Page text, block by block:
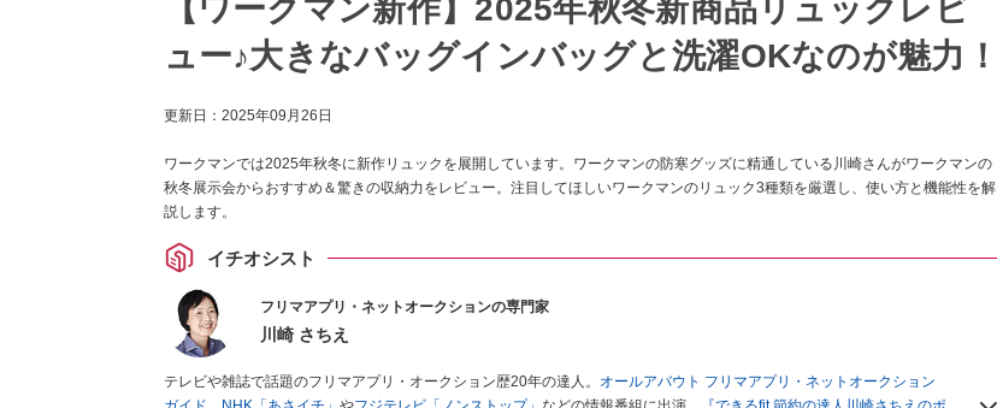
【ワークマン新作】2025年秋冬新商品リュックレビ
ュー♪大きなバッグインバッグと洗濯OKなのが魅力！
更新日： 2025年09月26日
ワークマンでは2025年秋冬に新作リュックを展開しています。ワークマンの防寒グッズに精通している川崎さんがワークマンの
秋冬展示会からおすすめ＆驚きの収納力をレビュー。注目してほしいワークマンのリュック3種類を厳選し、使い方と機能性を解
説します。
イチオシスト
フリマアプリ・ネットオークションの専門家
川崎 さちえ
テレビや雑誌で話題のフリマアプリ・オークション歴20年の達人。
オールアバウト フリマアプリ・ネットオークション